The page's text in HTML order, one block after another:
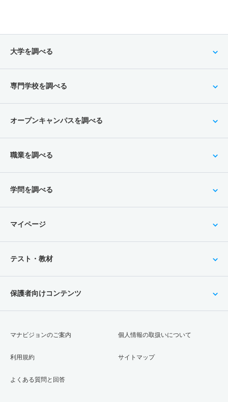
大学を調べる
専門学校を調べる
オープンキャンパスを調べる
職業を調べる
学問を調べる
マイページ
テスト・教材
保護者向けコンテンツ
マナビジョンのご案内
利用規約
よくある質問と回答
個人情報の取扱いについて
サイトマップ